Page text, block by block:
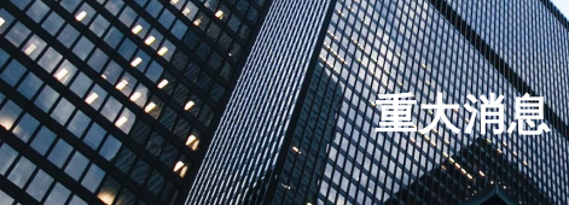
重大消息